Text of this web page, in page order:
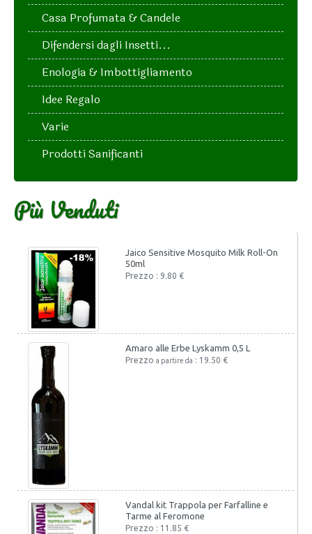
Casa Profumata & Candele
Difendersi dagli Insetti...
Enologia & Imbottigliamento
Idee Regalo
Varie
Prodotti Sanificanti
Più Venduti
Jaico Sensitive Mosquito Milk Roll-On
50ml
Prezzo : 9.80 €
Amaro alle Erbe Lyskamm 0,5 L
Prezzoa partire da : 19.50 €
Vandal kit Trappola per Farfalline e
Tarme al Feromone
Prezzo : 11.85 €